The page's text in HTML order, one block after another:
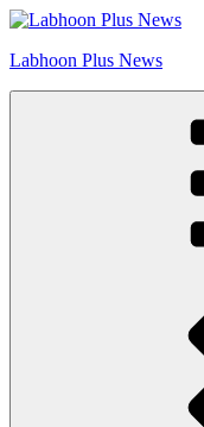
Skip
content
Labhoon Plus News